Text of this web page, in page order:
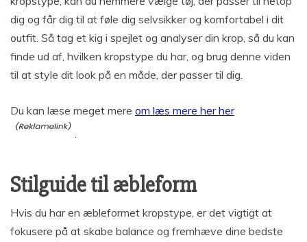
dig og får dig til at føle dig selvsikker og komfortabel i dit
outfit. Så tag et kig i spejlet og analyser din krop, så du kan
finde ud af, hvilken kropstype du har, og brug denne viden
til at style dit look på en måde, der passer til dig.
Du kan læse meget mere om læs mere her her
Stilguide til æbleform
Hvis du har en æbleformet kropstype, er det vigtigt at
fokusere på at skabe balance og fremhæve dine bedste